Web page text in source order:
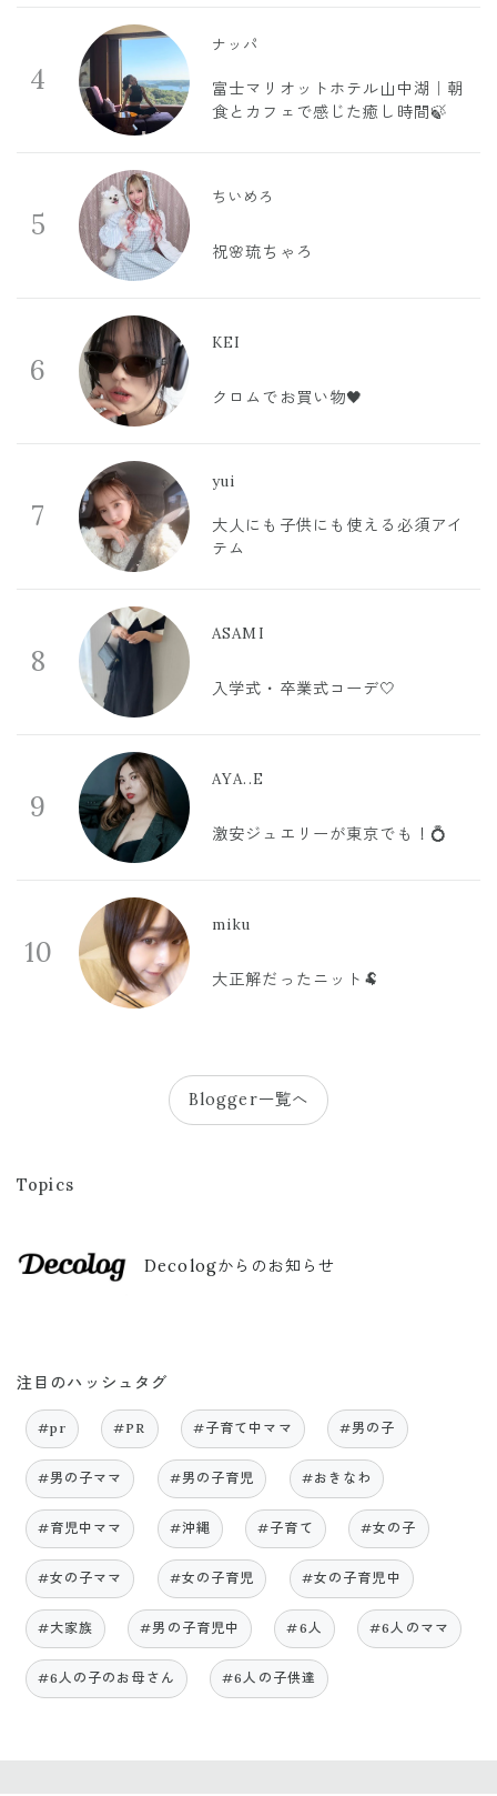
4
ナッパ
富士マリオットホテル山中湖｜朝
食とカフェで感じた癒し時間🍃
5
ちいめろ
祝🌸琉ちゃろ
6
KEI
クロムでお買い物🖤
7
yui
大人にも子供にも使える必須アイ
テム
8
ASAMI
入学式・卒業式コーデ🤍
9
AYA..E
激安ジュエリーが東京でも！💍
10
miku
大正解だったニット🐏
Blogger一覧へ
Topics
Decologからのお知らせ
注目のハッシュタグ
#pr #PR #子育て中ママ #男の子
#男の子ママ #男の子育児 #おきなわ
#育児中ママ #沖縄 #子育て #女の子
#女の子ママ #女の子育児 #女の子育児中
#大家族 #男の子育児中 #6人 #6人のママ
#6人の子のお母さん #6人の子供達